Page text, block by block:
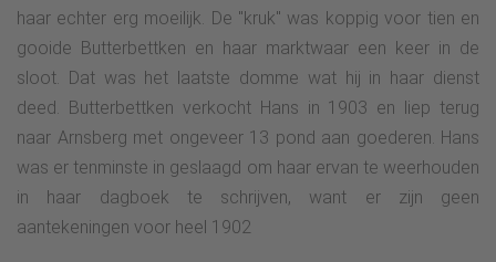
haar echter erg moeilijk. De "kruk" was koppig voor tien en
gooide Butterbettken en haar marktwaar een keer in de
sloot. Dat was het laatste domme wat hij in haar dienst
deed. Butterbettken verkocht Hans in 1903 en liep terug
naar Arnsberg met ongeveer 13 pond aan goederen. Hans
was er tenminste in geslaagd om haar ervan te weerhouden
in haar dagboek te schrijven, want er zijn geen
aantekeningen voor heel 1902